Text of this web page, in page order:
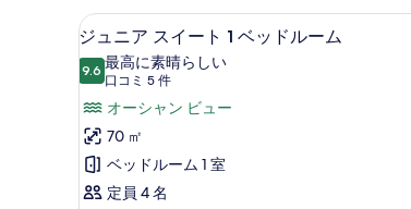
表
示
す
る
詳
細
ジ
ュ
ニ
ア
ス
イ
ー
エジプト綿のシ
6
ジュニア スイート 1 ベッドルーム
9.610 点中 9.6
最高に素晴らしい
口コミ 5 件
(口
コ
ミ
件)
オーシャン ビュー
70 ㎡
ベッドルーム 1 室
定員 4 名